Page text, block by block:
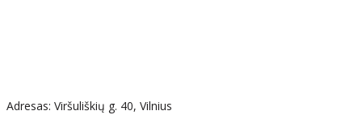
Adresas: Viršuliškių g. 40, Vilnius